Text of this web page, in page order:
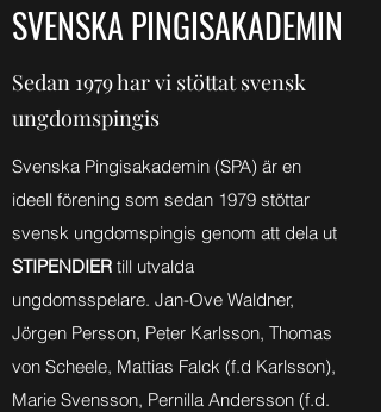
SVENSKA PINGISAKADEMIN
Sedan 1979 har vi stöttat svensk
ungdomspingis
Svenska Pingisakademin (SPA) är en
ideell förening som sedan 1979 stöttar
svensk ungdomspingis genom att dela ut
STIPENDIER till utvalda
ungdomsspelare. Jan-Ove Waldner,
Jörgen Persson, Peter Karlsson, Thomas
von Scheele, Mattias Falck (f.d Karlsson),
Marie Svensson, Pernilla Andersson (f.d.